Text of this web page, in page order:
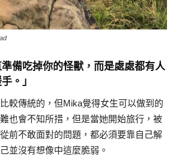
準備吃掉你的怪獸，而是處處都有人
。」
較傳統的，但Mika覺得女生可以做到的
也會不知所措，但是當她開始旅行，被
前不敢面對的問題，都必須要靠自己解
並沒有想像中這麼脆弱。